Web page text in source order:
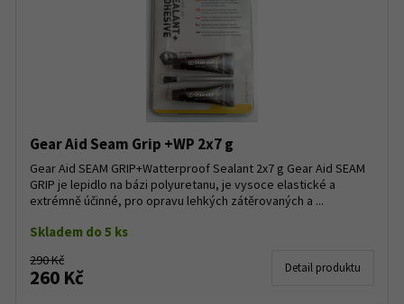
Gear Aid Seam Grip +WP 2x7 g
Gear Aid SEAM GRIP+Watterproof Sealant 2x7 g Gear Aid SEAM
GRIP je lepidlo na bázi polyuretanu, je vysoce elastické a
extrémně účinné, pro opravu lehkých zátěrovaných a ...
Skladem do 5 ks
290 Kč
260 Kč Detail produktu